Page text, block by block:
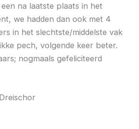
na laatste plaats in het
we hadden dan ook met 4
in het slechtste/middelste vak
pech, volgende keer beter.
nogmaals gefeliciteerd